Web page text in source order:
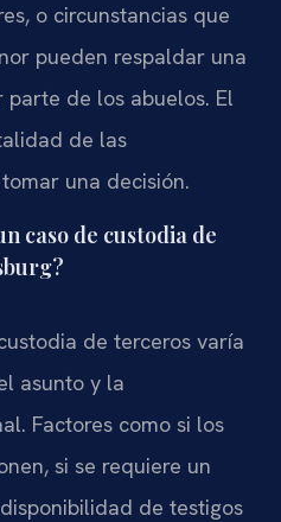
o circunstancias que
pueden respaldar una
de los abuelos. El
de las
una decisión.
caso de custodia de
de terceros varía
asunto y la
Factores como si los
si se requiere un
de testigos